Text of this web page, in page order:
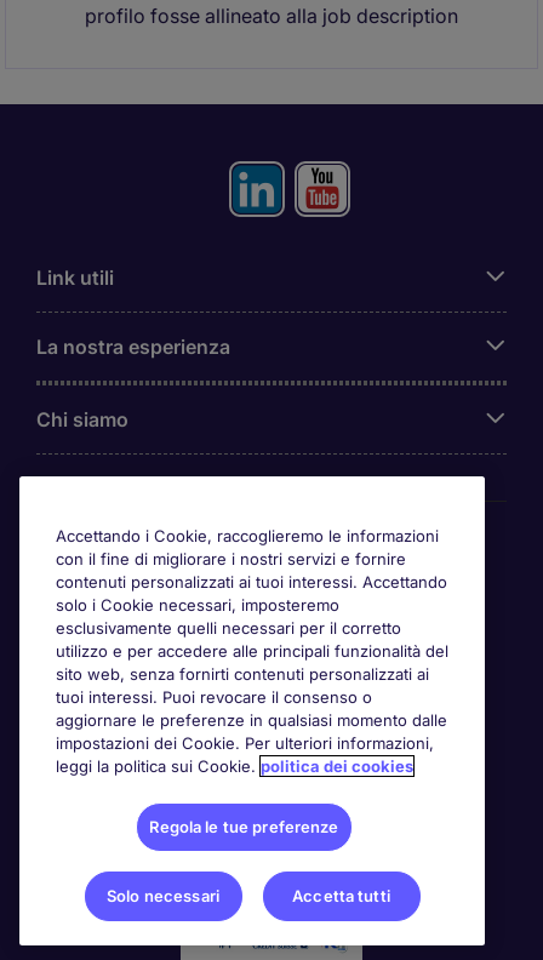
profilo fosse allineato alla job description
Link utili
La nostra esperienza
Chi siamo
Awards
Accettando i Cookie, raccoglieremo le informazioni
con il fine di migliorare i nostri servizi e fornire
contenuti personalizzati ai tuoi interessi. Accettando
solo i Cookie necessari, imposteremo
esclusivamente quelli necessari per il corretto
utilizzo e per accedere alle principali funzionalità del
sito web, senza fornirti contenuti personalizzati ai
tuoi interessi. Puoi revocare il consenso o
aggiornare le preferenze in qualsiasi momento dalle
impostazioni dei Cookie. Per ulteriori informazioni,
leggi la politica sui Cookie. politica dei cookies
Regola le tue preferenze
Solo necessari Accetta tutti